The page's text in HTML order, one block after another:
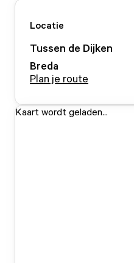
Locatie
Tussen de Dijken
Breda
Plan je route
Kaart wordt geladen...